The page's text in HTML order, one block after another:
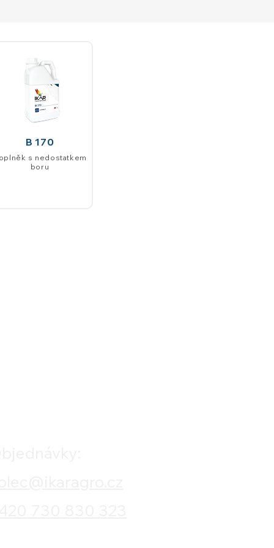
B 170
s nedostatkem
boru